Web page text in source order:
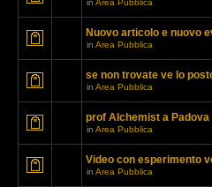
in Area Pubblica
Nuovo articolo e nuovo
in Area Pubblica
se non trovate ve lo
in Area Pubblica
prof Alchemist a
in Area Pubblica
Video con esperimento
in Area Pubblica